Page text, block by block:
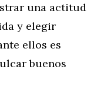
una actitud
y elegir
ellos es
buenos